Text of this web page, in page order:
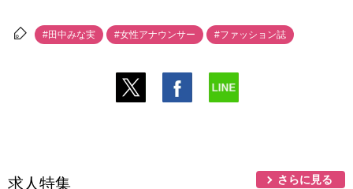
#田中みな実 #女性アナウンサー #ファッション誌
求人特集 さらに見る